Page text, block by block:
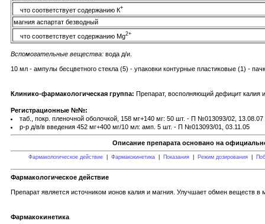
что соответствует содержанию К+
магния аспартат безводный
что соответствует содержанию Mg2+
Вспомогательные вещества: вода д/и.
10 мл - ампулы бесцветного стекла (5) - упаковки контурные пластиковые (1) -
Клинико-фармакологическая группа: Препарат, восполняющий дефицит калия
Регистрационные №№:
таб., покр. пленочной оболочкой, 158 мг+140 мг: 50 шт. - П №013093/02, 13.08.07
р-р д/в/в введения 452 мг+400 мг/10 мл: амп. 5 шт. - П №013093/01, 03.11.05
Описание препарата основано на
Фармакологическое действие Фармакокинетика Показания Режим дозирования
Фармакологическое действие
Препарат является источником ионов калия и магния. Улучшает обмен веществ
Фармакокинетика